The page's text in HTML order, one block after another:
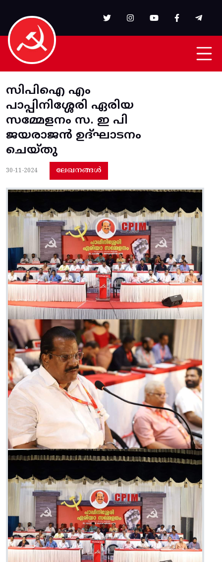
സിപിഐ എം
പാപ്പിനിശ്ശേരി ഏരിയ
സമ്മേളനം സ. ഇ പി
ജയരാജൻ ഉദ്ഘാടനം
ചെയ്തു
30-11-2024 ലേഖനങ്ങൾ